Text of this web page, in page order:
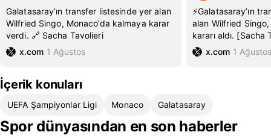
Galatasaray’ın transfer listesinde yer alan
Wilfried Singo, Monaco’da kalmaya karar
verdi. 🔗 Sacha Tavolieri
x.com 1 Ağustos
⚡️Galatasaray’ın
alan Wilfried
kararı aldı. [Sacha
x.com 1
İçerik konuları
UEFA Şampiyonlar Ligi Monaco Galatasaray
Spor dünyasından en son haberler